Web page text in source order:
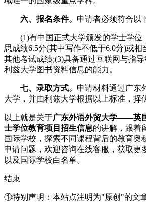
六、报名条件。 申请者必须符合以
(1)有中国正式大学颁发的学士学位
思成绩6.5分(其中写作不低于6.0分)或
其他考试成绩;(3)具备通过互联网与指
利兹大学图书资料信息的能力。
七、录取方式。 申请材料通过广东
大学，并由利兹大学根据以上标准，择
以上就是关于广东外语外贸大学——英
士学位教育项目招生信息的讲解，跟着
国际学校，探索不同课程背后的教育奥
申请问题，欢迎咨询在线客服 ，获取更
以及国际学校白名单。
结束
①特别声明：本站点注明为"原创"的文